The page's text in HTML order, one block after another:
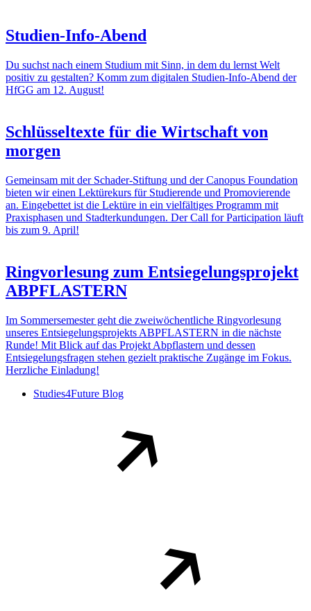
Studien-Info-Abend
Du suchst nach einem Studium mit Sinn, in dem du lernst Welt
positiv zu gestalten? Komm zum digitalen Studien-Info-Abend der
HfGG am 12. August!
Schlüsseltexte für die Wirtschaft von
morgen
Gemeinsam mit der Schader-Stiftung und der Canopus Foundation
bieten wir einen Lektürekurs für Studierende und Promovierende
an. Eingebettet ist die Lektüre in ein vielfältiges Programm mit
Praxisphasen und Stadterkundungen. Der Call for Participation läuft
bis zum 9. April!
Ringvorlesung zum Entsiegelungsprojekt
ABPFLASTERN
Im Sommersemester geht die zweiwöchentliche Ringvorlesung
unseres Entsiegelungsprojekts ABPFLASTERN in die nächste
Runde! Mit Blick auf das Projekt Abpflastern und dessen
Entsiegelungsfragen stehen gezielt praktische Zugänge im Fokus.
Herzliche Einladung!
Studies4Future Blog